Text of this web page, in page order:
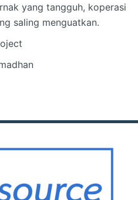
yang tangguh, koperasi
saling menguatkan.